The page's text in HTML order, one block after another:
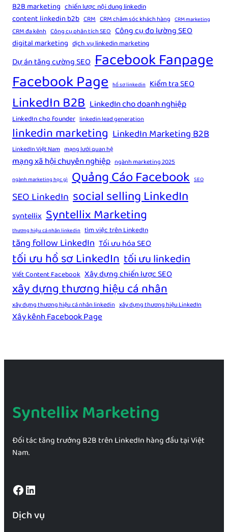
B2B marketing chiến lược nội dung linkedin
content linkedin b2b CRM CRM chăm sóc khách hàng CRM marketing
CRM đa kênh Công cụ phân tích SEO Công cụ đo lường SEO
digital marketing dịch vụ linkedin marketing
Dự án tăng cường SEO Facebook Fanpage
Facebook Page hồ sơ linkedin Kiểm tra SEO
LinkedIn B2B LinkedIn cho doanh nghiệp
LinkedIn cho founder linkedin lead generation
linkedin marketing LinkedIn Marketing B2B
LinkedIn Việt Nam mạng lưới quan hệ
mạng xã hội chuyên nghiệp ngành marketing 2025
ngành marketing học gì Quảng Cáo Facebook SEO
SEO LinkedIn social selling LinkedIn
syntellix Syntellix Marketing
thương hiệu cá nhân linkedin tìm việc trên LinkedIn
tăng follow LinkedIn Tối ưu hóa SEO
tối ưu hồ sơ LinkedIn tối ưu linkedin
Viết Content Facebook Xây dựng chiến lược SEO
xây dựng thương hiệu cá nhân
xây dựng thương hiệu cá nhân linkedin xây dựng thương hiệu LinkedIn
Xây kênh Facebook Page
Syntellix Marketing
Đối tác tăng trưởng B2B trên LinkedIn hàng đầu tại Việt
Nam.
Facebook LinkedIn
Dịch vụ